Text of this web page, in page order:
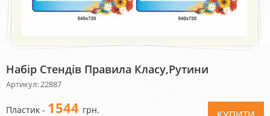
Набір Стендів Правила Класу,Рутини
Артикул: 22887
Пластик - 1544 грн.